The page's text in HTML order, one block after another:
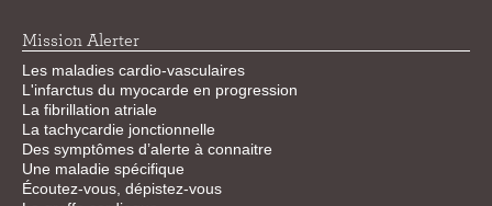
Mission Alerter
Les maladies cardio-vasculaires
L'infarctus du myocarde en progression
La fibrillation atriale
La tachycardie jonctionnelle
Des symptômes d’alerte à connaitre
Une maladie spécifique
Écoutez-vous, dépistez-vous